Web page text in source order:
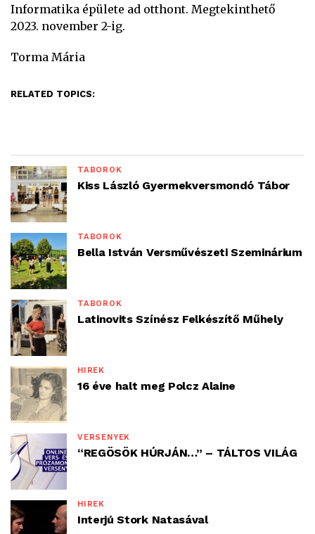
Informatika épülete ad otthont. Megtekinthető
2023. november 2-ig.
Torma Mária
RELATED TOPICS:
TÁBOROK
Kiss László Gyermekversmondó Tábor
TÁBOROK
Bella István Versművészeti Szeminárium
TÁBOROK
Latinovits Színész Felkészítő Műhely
HÍREK
16 éve halt meg Polcz Alaine
VERSENYEK
“REGÖSÖK HÚRJÁN…” – TÁLTOS VILÁG
HÍREK
Interjú Stork Natasával